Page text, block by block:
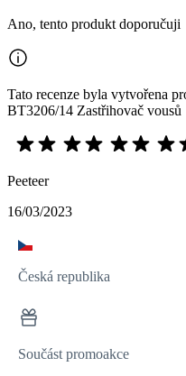
Ano, tento produkt doporučuji
Tato recenze byla vytvořena
BT3206/14 Zastřihovač vousů
Peeteer
16/03/2023
Česká republika
Součást promoakce